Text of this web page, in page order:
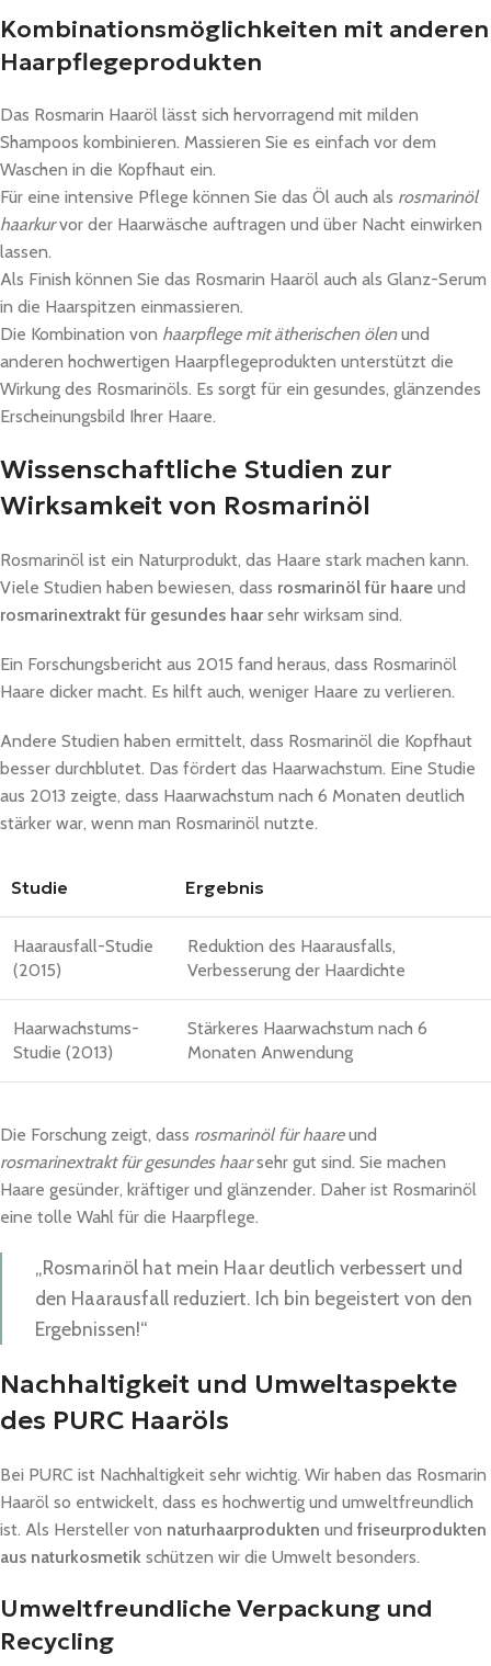
Kombinationsmöglichkeiten mit anderen
Haarpflegeprodukten
Das Rosmarin Haaröl lässt sich hervorragend mit milden
Shampoos kombinieren. Massieren Sie es einfach vor dem
Waschen in die Kopfhaut ein.
Für eine intensive Pflege können Sie das Öl auch als rosmarinöl
haarkurvor der Haarwäsche auftragen und über Nacht einwirken
lassen.
Als Finish können Sie das Rosmarin Haaröl auch als Glanz-Serum
in die Haarspitzen einmassieren.
Die Kombination von haarpflege mit ätherischen ölenund
anderen hochwertigen Haarpflegeprodukten unterstützt die
Wirkung des Rosmarinöls. Es sorgt für ein gesundes, glänzendes
Erscheinungsbild Ihrer Haare.
Wissenschaftliche Studien zur
Wirksamkeit von Rosmarinöl
Rosmarinöl ist ein Naturprodukt, das Haare stark machen kann.
Viele Studien haben bewiesen, dass rosmarinöl für haare und
rosmarinextrakt für gesundes haarsehr wirksam sind.
Ein Forschungsbericht aus 2015 fand heraus, dass Rosmarinöl
Haare dicker macht. Es hilft auch, weniger Haare zu verlieren.
Andere Studien haben ermittelt, dass Rosmarinöl die Kopfhaut
besser durchblutet. Das fördert das Haarwachstum. Eine Studie
aus 2013 zeigte, dass Haarwachstum nach 6 Monaten deutlich
stärker war, wenn man Rosmarinöl nutzte.
Studie Ergebnis
Haarausfall-Studie
(2015)
Reduktion des Haarausfalls,
Verbesserung der Haardichte
Haarwachstums-
Studie (2013)
Stärkeres Haarwachstum nach 6
Monaten Anwendung
Die Forschung zeigt, dass rosmarinöl für haareund
rosmarinextrakt für gesundes haarsehr gut sind. Sie machen
Haare gesünder, kräftiger und glänzender. Daher ist Rosmarinöl
eine tolle Wahl für die Haarpflege.
„Rosmarinöl hat mein Haar deutlich verbessert und
den Haarausfall reduziert. Ich bin begeistert von den
Ergebnissen!“
Nachhaltigkeit und Umweltaspekte
des PURC Haaröls
Bei PURC ist Nachhaltigkeit sehr wichtig. Wir haben das Rosmarin
Haaröl so entwickelt, dass es hochwertig und umweltfreundlich
ist. Als Hersteller von naturhaarprodukten und friseurprodukten
aus naturkosmetik schützen wir die Umwelt besonders.
Umweltfreundliche Verpackung und
Recycling